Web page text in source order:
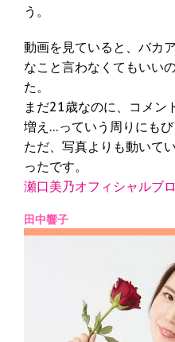
う。
動画を見ていると、バカ
なこと言わなくてもいい
た。
まだ21歳なのに、コメン
増え…っていう周りにもび
ただ、写真よりも動いて
ったです。
瀬口美乃オフィシャルブ
田中響子